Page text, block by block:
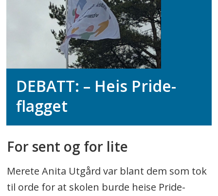
DEBATT: – Heis Pride-
flagget
For sent og for lite
Merete Anita Utgård var blant dem som tok
til orde for at skolen burde heise Pride-